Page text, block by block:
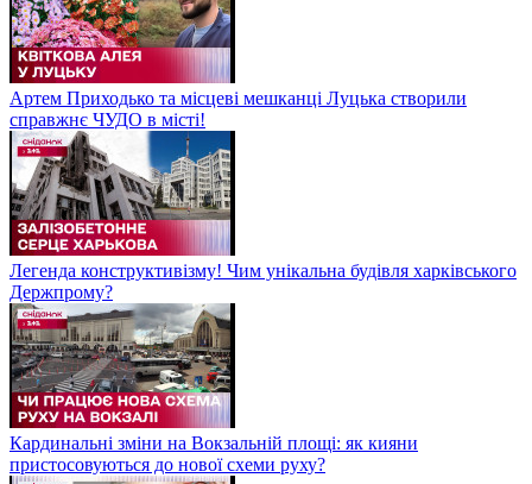
Артем Приходько та місцеві мешканці Луцька створили
справжнє ЧУДО в місті!
Легенда конструктивізму! Чим унікальна будівля харківського
Держпрому?
Кардинальні зміни на Вокзальній площі: як кияни
пристосовуються до нової схеми руху?